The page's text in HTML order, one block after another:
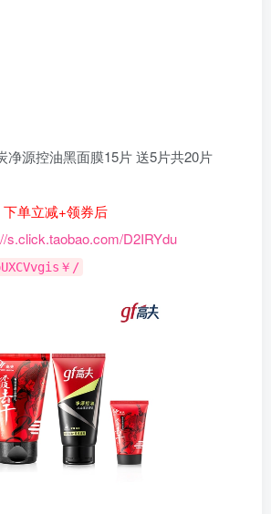
净源控油黑面膜15片 送5片共20片
下单立减+领券后
s.click.taobao.com/D2IRYdu
￥/